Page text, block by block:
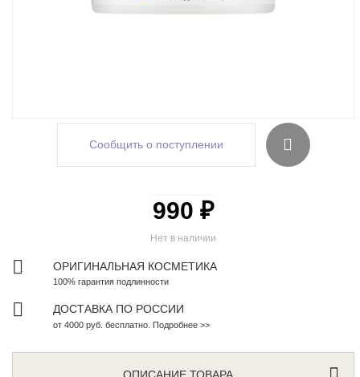
Сообщить о поступлении
Нет в наличии
990 ₽
ОРИГИНАЛЬНАЯ КОСМЕТИКА
100% гарантия подлинности
ДОСТАВКА ПО РОССИИ
от 4000 руб. бесплатно. Подробнее >>
ОПИСАНИЕ ТОВАРА